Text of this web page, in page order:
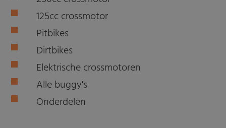
125cc crossmotor
Pitbikes
Dirtbikes
Elektrische crossmotoren
Alle buggy's
Onderdelen